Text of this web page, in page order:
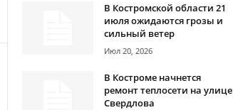
В Костромской области 21
июля ожидаются грозы и
сильный ветер
Июл 20, 2026
В Костроме начнется
ремонт теплосети на улице
Свердлова